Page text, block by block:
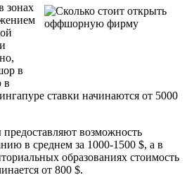
зонах
в
в
ставки начинаются от 5000
возможность
в среднем за 1000-1500 $, а в
образованиях стоимость
от 800 $.